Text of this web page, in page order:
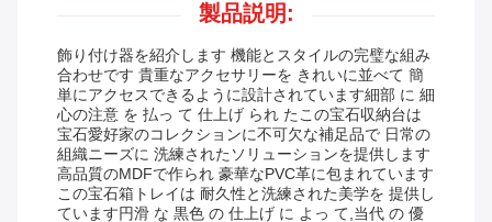
製品説明:
飾り付け器を紹介します 機能とスタイルの完璧な組み
合わせです 貴重なアクセサリーを きれいに並べて 簡
単にアクセスできるように設計されています細部 に 細
心の注意 を 払っ て 仕上げ られ たこの宝石収納台は
宝石愛好家のコレクションに不可欠な補足品で 日常の
組織ニーズに 洗練されたソリューションを提供します
高品質のMDFで作られ 豪華なPVC革に包まれています
この宝石箱トレイは 耐久性と洗練された美学を 提供し
ています円滑 な 黒色 の 仕上げ に よっ て,当代 の 優